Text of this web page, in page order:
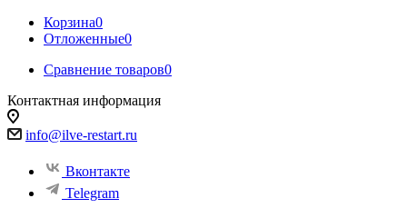
Корзина0
Отложенные0
Сравнение товаров0
Контактная информация
info@ilve-restart.ru
Вконтакте
Telegram